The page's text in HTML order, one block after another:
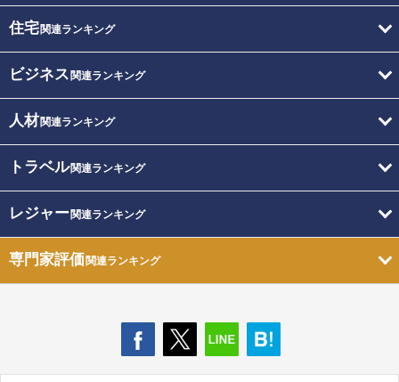
住宅関連ランキング
ビジネス 関連ランキング
人材関連ランキング
トラベル関連ランキング
レジャー関連ランキング
専門家評価関連ランキング